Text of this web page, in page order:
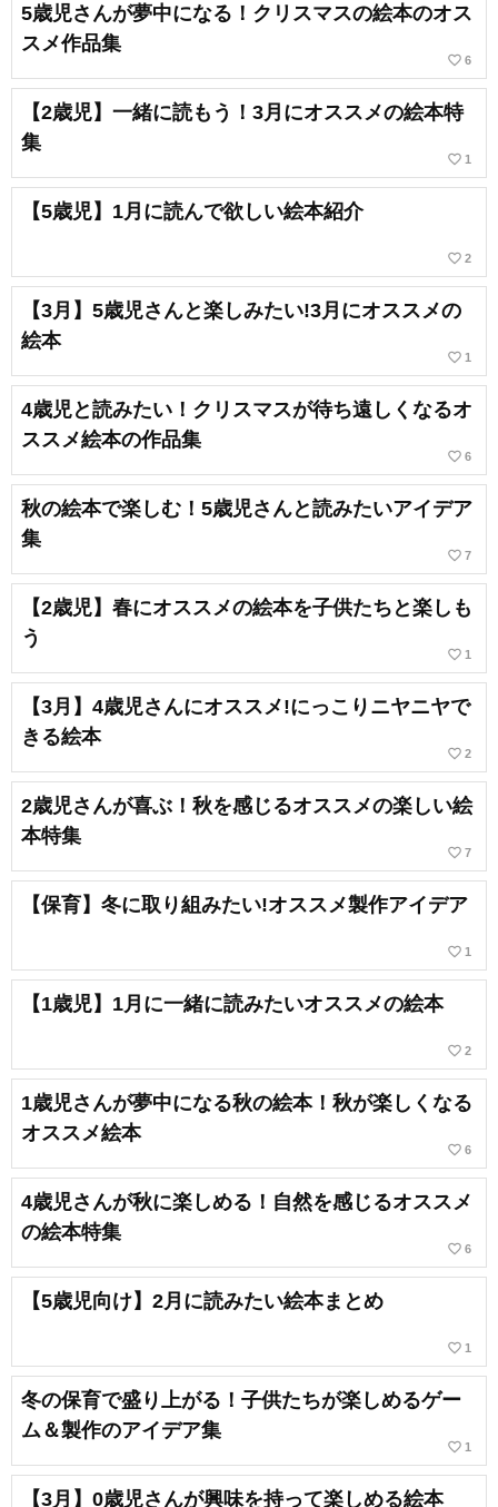
5歳児さんが夢中になる！クリスマスの絵本のオス
スメ作品集
favorite_border 6
【2歳児】一緒に読もう！3月にオススメの絵本特
集
favorite_border 1
【5歳児】1月に読んで欲しい絵本紹介
favorite_border 2
【3月】5歳児さんと楽しみたい!3月にオススメの
絵本
favorite_border 1
4歳児と読みたい！クリスマスが待ち遠しくなるオ
ススメ絵本の作品集
favorite_border 6
秋の絵本で楽しむ！5歳児さんと読みたいアイデア
集
favorite_border 7
【2歳児】春にオススメの絵本を子供たちと楽しも
う
favorite_border 1
【3月】4歳児さんにオススメ!にっこりニヤニヤで
きる絵本
favorite_border 2
2歳児さんが喜ぶ！秋を感じるオススメの楽しい絵
本特集
favorite_border 7
【保育】冬に取り組みたい!オススメ製作アイデア
favorite_border 1
【1歳児】1月に一緒に読みたいオススメの絵本
favorite_border 2
1歳児さんが夢中になる秋の絵本！秋が楽しくなる
オススメ絵本
favorite_border 6
4歳児さんが秋に楽しめる！自然を感じるオススメ
の絵本特集
favorite_border 6
【5歳児向け】2月に読みたい絵本まとめ
favorite_border 1
冬の保育で盛り上がる！子供たちが楽しめるゲー
ム＆製作のアイデア集
favorite_border 1
【3月】0歳児さんが興味を持って楽しめる絵本